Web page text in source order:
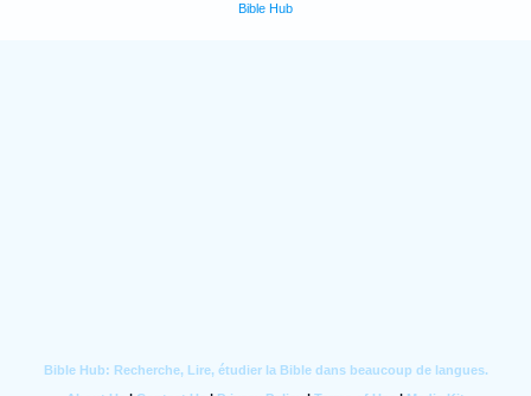
Bible Hub